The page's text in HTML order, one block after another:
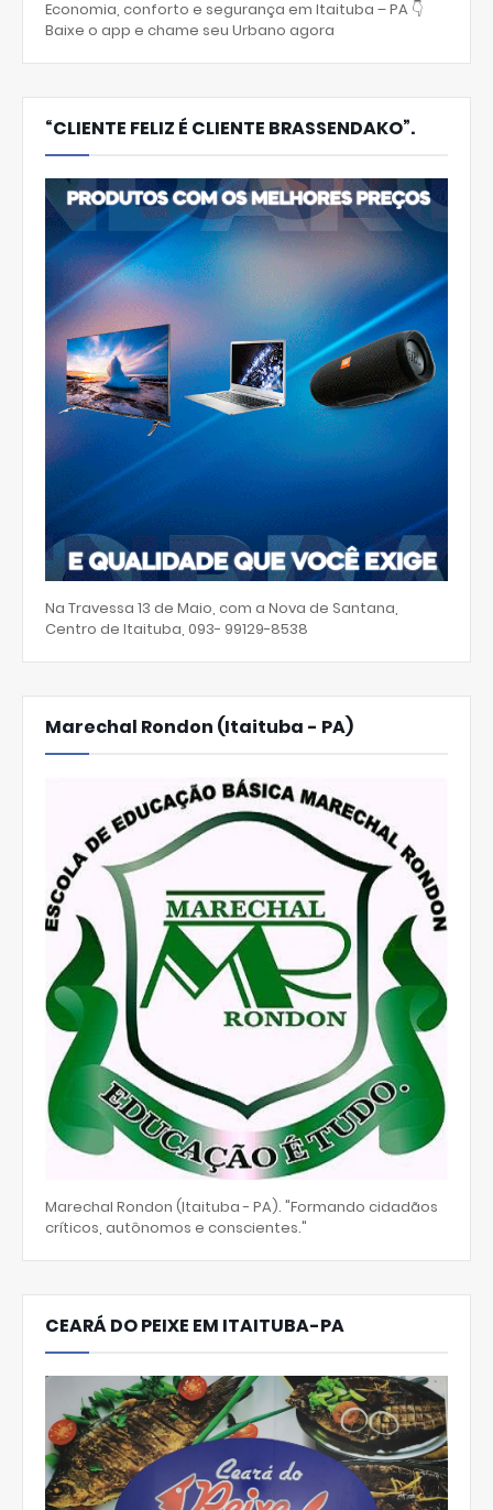
Economia, conforto e segurança em Itaituba – PA 👇
Baixe o app e chame seu Urbano agora
“CLIENTE FELIZ É CLIENTE BRASSENDAKO”.
Na Travessa 13 de Maio, com a Nova de Santana,
Centro de Itaituba, 093- 99129-8538
Marechal Rondon (Itaituba - PA)
Marechal Rondon (Itaituba - PA). "Formando cidadãos
críticos, autônomos e conscientes."
CEARÁ DO PEIXE EM ITAITUBA-PA